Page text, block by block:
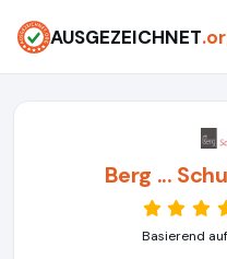
AUSGEZEICHNET
Berg ...
Basierend